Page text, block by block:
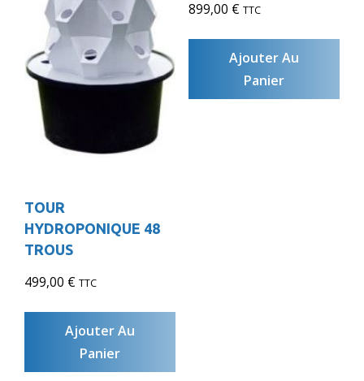
TOUR
HYDROPONIQUE 48
TROUS
499,00 € TTC
Ajouter Au
Panier
899,00 € TTC
Ajouter Au
Panier